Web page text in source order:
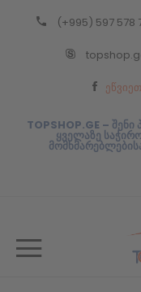
(+995) 597 578
TOPSHOP.GE –
ყველაზე
Back